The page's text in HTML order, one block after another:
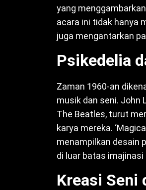
yang
acara ini tidak hanya
juga mengantarkan
Psikedelia
Zaman 1960-an
musik dan seni. John
The Beatles, turut
karya mereka.
menampilkan desain
di luar batas imajinasi
Kreasi Seni